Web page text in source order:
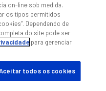
on-line sob medida.
os tipos permitidos
Dependendo de
do site pode ser
para gerenciar
todos os cookies